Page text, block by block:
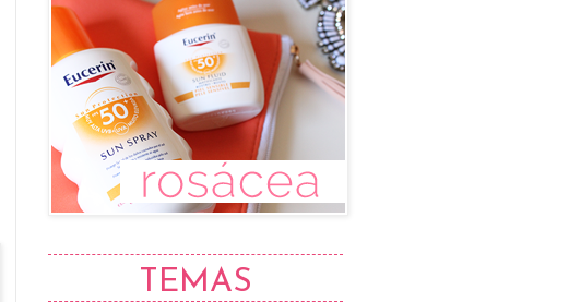
TEMAS